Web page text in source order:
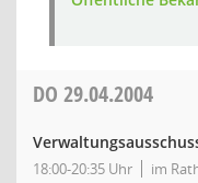
DO 29.04.2004
18:00-20:35 Uhr im